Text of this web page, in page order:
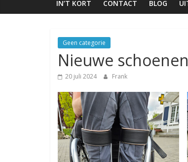
IN’T KORT CONTACT BLOG
Geen categorie
Nieuwe
20 juli 2024 Frank